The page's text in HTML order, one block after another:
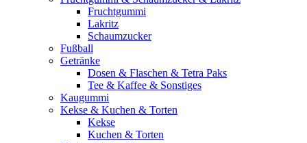
Fruchtgummi
Lakritz
Schaumzucker
Fußball
Getränke
Dosen & Flaschen & Tetra Paks
Tee & Kaffee & Sonstiges
Kaugummi
Kekse & Kuchen & Torten
Kekse
Kuchen & Torten